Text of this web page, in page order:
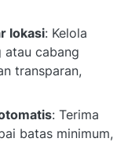
lokasi: Kelola
atau cabang
transparan,
: Terima
batas minimum,